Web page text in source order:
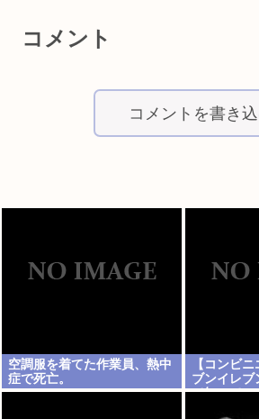
コメント
コメントを書き
空調服を着てた作業員、熱中
症で死亡。
【コンビ
ブンイレブ
て知ってい